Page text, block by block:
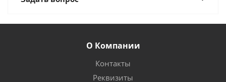
О Компании
Контакты
Реквизиты